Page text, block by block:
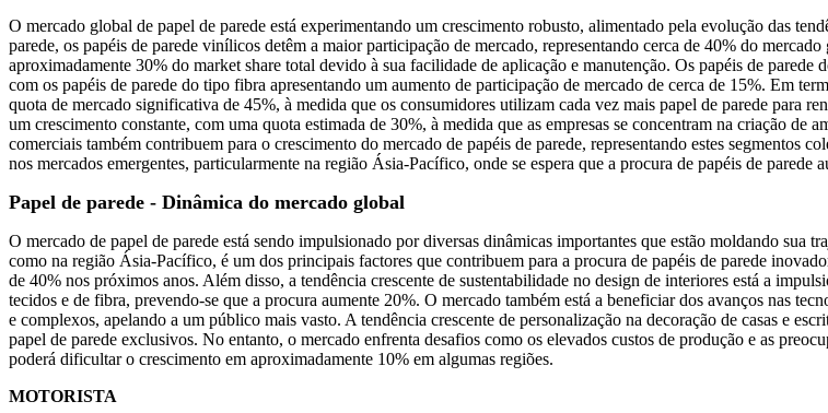
O mercado global de papel de parede está experimentando um crescimento robusto, alimentado pela evolução das
parede, os papéis de parede vinílicos detêm a maior participação de mercado, representando cerca de 40% do
aproximadamente 30% do market share total devido à sua facilidade de aplicação e manutenção. Os papéis de
com os papéis de parede do tipo fibra apresentando um aumento de participação de mercado de cerca de 15%. Em
quota de mercado significativa de 45%, à medida que os consumidores utilizam cada vez mais papel de parede para
um crescimento constante, com uma quota estimada de 30%, à medida que as empresas se concentram na criação de
comerciais também contribuem para o crescimento do mercado de papéis de parede, representando estes segmentos
nos mercados emergentes, particularmente na região Ásia-Pacífico, onde se espera que a procura de papéis de parede
Papel de parede - Dinâmica do mercado global
O mercado de papel de parede está sendo impulsionado por diversas dinâmicas importantes que estão moldando sua
como na região Ásia-Pacífico, é um dos principais factores que contribuem para a procura de papéis de parede
de 40% nos próximos anos. Além disso, a tendência crescente de sustentabilidade no design de interiores está a
tecidos e de fibra, prevendo-se que a procura aumente 20%. O mercado também está a beneficiar dos avanços nas
e complexos, apelando a um público mais vasto. A tendência crescente de personalização na decoração de casas e
papel de parede exclusivos. No entanto, o mercado enfrenta desafios como os elevados custos de produção e as
poderá dificultar o crescimento em aproximadamente 10% em algumas regiões.
MOTORISTA